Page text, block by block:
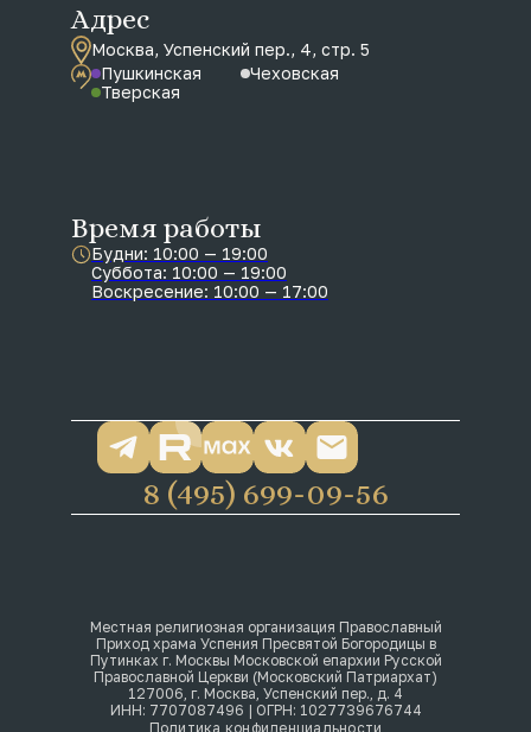
Местная религиозная организация Православный
Приход храма Успения Пресвятой Богородицы в
Путинках г. Москвы Московской епархии Русской
Православной Церкви (Московский Патриархат)
127006, г. Москва, Успенский пер., д. 4
ИНН: 7707087496 | ОГРН: 1027739676744
Политика конфиденциальности
8 (495) 699-09-56
Адрес
Москва, Успенский пер., 4, стр. 5
Пушкинская
Чеховская
Тверская
Время работы
Будни: 10:00 — 19:00
Суббота: 10:00 — 19:00
Воскресение: 10:00 — 17:00